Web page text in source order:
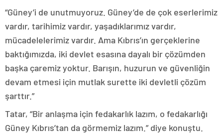
“Güney’i de unutmuyoruz. Güney’de de çok eserlerimiz
vardır, tarihimiz vardır, yaşadıklarımız vardır,
mücadelelerimiz vardır. Ama Kıbrıs’ın gerçeklerine
baktığımızda, iki devlet esasına dayalı bir çözümden
başka çaremiz yoktur. Barışın, huzurun ve güvenliğin
devam etmesi için mutlak surette iki devletli çözüm
şarttır.”
Tatar, “Bir anlaşma için fedakarlık lazım, o fedakarlığı
Güney Kıbrıs’tan da görmemiz lazım.” diye konuştu.